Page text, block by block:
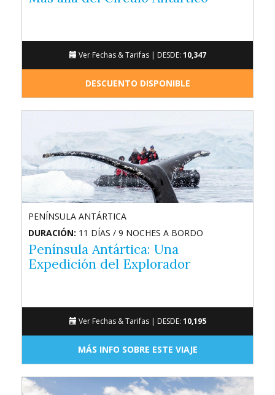
Ver Fechas & Tarifas | DESDE: 10,347
DESCUENTO DISPONIBLE
PENÍNSULA ANTÁRTICA
DURACIÓN: 11 DÍAS / 9 NOCHES A BORDO
Península Antártica: Una
Expedición del Explorador
Ver Fechas & Tarifas | DESDE: 10,195
MÁS INFO SOBRE ESTE VIAJE